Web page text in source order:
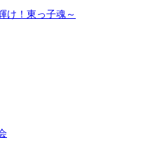
！東っ子魂～